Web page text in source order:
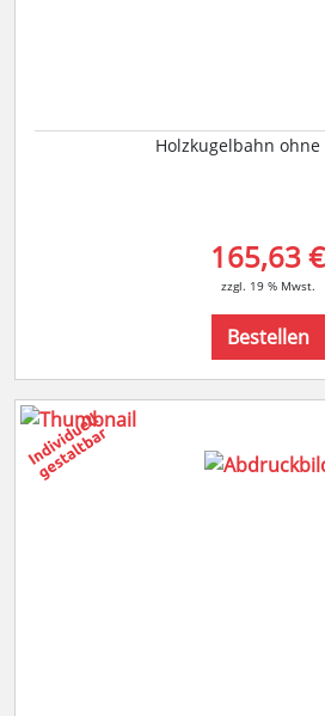
Holzkugelbahn ohne
165,63 €
zzgl. 19 % Mwst.
Bestellen